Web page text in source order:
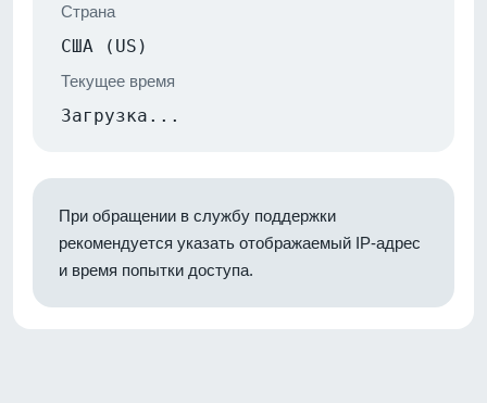
Страна
США (US)
Текущее время
Загрузка...
При обращении в службу поддержки
рекомендуется указать отображаемый IP-адрес
и время попытки доступа.